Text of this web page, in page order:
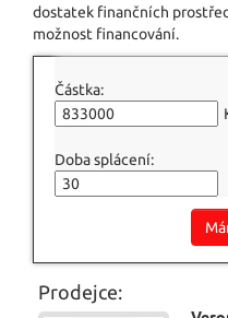
dostatek finančních
možnost financování.
Částka:
Doba splácení:
Prodejce: